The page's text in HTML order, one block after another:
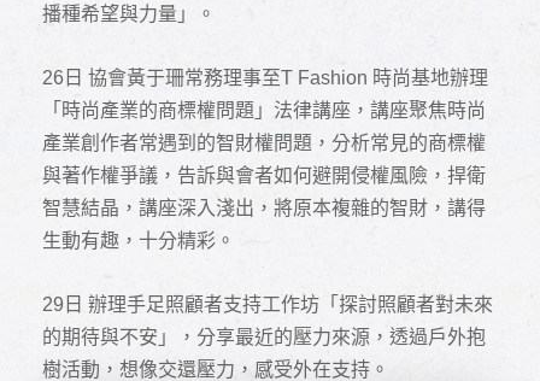
播種希望與力量」。
26 日 協會黃于珊常務理事至T Fashion 時尚基地辦理
「時尚產業的商標權問題」法律講座，講座聚焦時尚
產業創作者常遇到的智財權問題，分析常見的商標權
與著作權爭議，告訴與會者如何避開侵權風險，捍衛
智慧結晶，講座深入淺出，將原本複雜的智財，講得
生動有趣，十分精彩。
29 日 辦理手足照顧者支持工作坊「探討照顧者對未來
的期待與不安」，分享最近的壓力來源，透過戶外抱
樹活動，想像交還壓力，感受外在支持。